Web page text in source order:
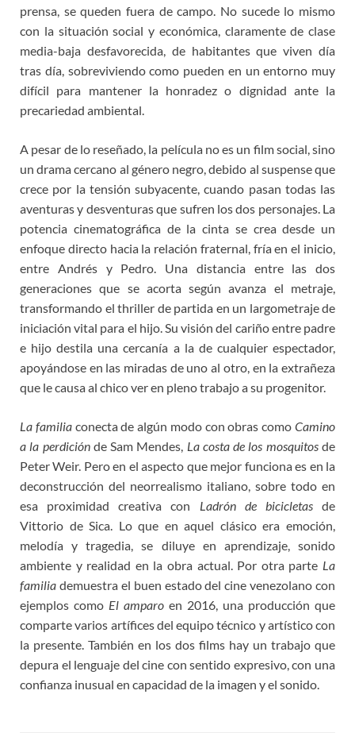
prensa, se queden fuera de campo. No sucede lo mismo
con la situación social y económica, claramente de clase
media-baja desfavorecida, de habitantes que viven día
tras día, sobreviviendo como pueden en un entorno muy
difícil para mantener la honradez o dignidad ante la
precariedad ambiental.
A pesar de lo reseñado, la película no es un film social, sino
un drama cercano al género negro, debido al suspense que
crece por la tensión subyacente, cuando pasan todas las
aventuras y desventuras que sufren los dos personajes. La
potencia cinematográfica de la cinta se crea desde un
enfoque directo hacia la relación fraternal, fría en el inicio,
entre Andrés y Pedro. Una distancia entre las dos
generaciones que se acorta según avanza el metraje,
transformando el thriller de partida en un largometraje de
iniciación vital para el hijo. Su visión del cariño entre padre
e hijo destila una cercanía a la de cualquier espectador,
apoyándose en las miradas de uno al otro, en la extrañeza
que le causa al chico ver en pleno trabajo a su progenitor.
La familiaconecta de algún modo con obras comoCamino
a la perdiciónde Sam Mendes, La costa de los mosquitosde
Peter Weir. Pero en el aspecto que mejor funciona es en la
deconstrucción del neorrealismo italiano, sobre todo en
esa proximidad creativa con Ladrón de bicicletasde
Vittorio de Sica. Lo que en aquel clásico era emoción,
melodía y tragedia, se diluye en aprendizaje, sonido
ambiente y realidad en la obra actual. Por otra parte La
familia demuestra el buen estado del cine venezolano con
ejemplos como El amparo en 2016, una producción que
comparte varios artífices del equipo técnico y artístico con
la presente. También en los dos films hay un trabajo que
depura el lenguaje del cine con sentido expresivo, con una
confianza inusual en capacidad de la imagen y el sonido.